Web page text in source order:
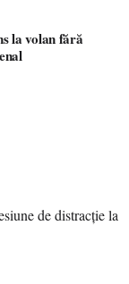
la volan fără